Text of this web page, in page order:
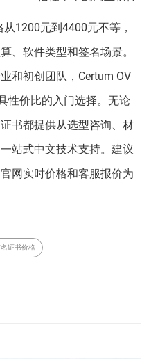
1200元到4400元不等，
、软件类型和签名场景。
和初创团队，Certum OV
性价比的入门选择。无论
书都提供从选型咨询、材
站式中文技术支持。建议
网实时价格和客服报价为
证书价格